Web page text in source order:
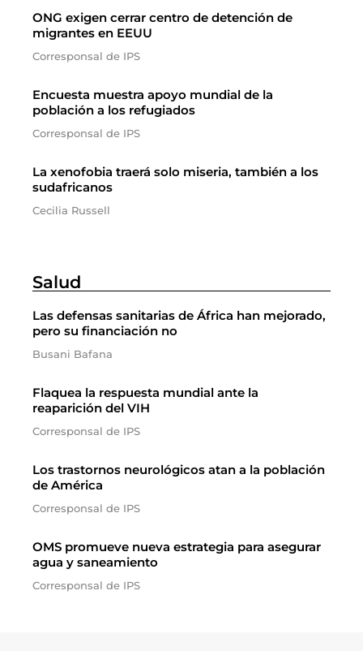
ONG exigen cerrar centro de detención de
migrantes en EEUU
Corresponsal de IPS
Encuesta muestra apoyo mundial de la
población a los refugiados
Corresponsal de IPS
La xenofobia traerá solo miseria, también a los
sudafricanos
Cecilia Russell
Salud
Las defensas sanitarias de África han mejorado,
pero su financiación no
Busani Bafana
Flaquea la respuesta mundial ante la
reaparición del VIH
Corresponsal de IPS
Los trastornos neurológicos atan a la población
de América
Corresponsal de IPS
OMS promueve nueva estrategia para asegurar
agua y saneamiento
Corresponsal de IPS